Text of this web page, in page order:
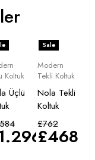
Koltuk
Üçlü
Sale
Modern
Tekli Koltuk
Nola Tekli
Koltuk
£762
£468